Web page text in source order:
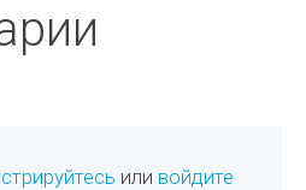
или войдите